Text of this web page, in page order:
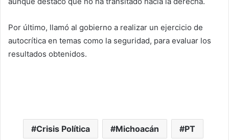
Por último, llamó al gobierno a realizar un ejercicio de
autocrítica en temas como la seguridad, para evaluar los
resultados obtenidos.
Crisis Política Michoacán PT